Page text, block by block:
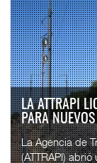
LA ATTRAPI
PARA
La Agencia de
(ATTRAPI)